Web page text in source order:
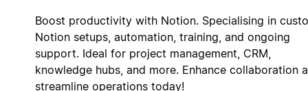
Boost productivity with Notion. Specialising in
Notion setups, automation, training, and ongoing
support. Ideal for project management, CRM,
knowledge hubs, and more. Enhance collaboration
streamline operations today!